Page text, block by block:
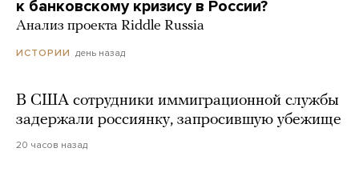
к банковскому кризису в России?
Анализ проекта Riddle Russia
ИСТОРИИ день назад
В США сотрудники иммиграционной службы
задержали россиянку, запросившую убежище
20 часов назад